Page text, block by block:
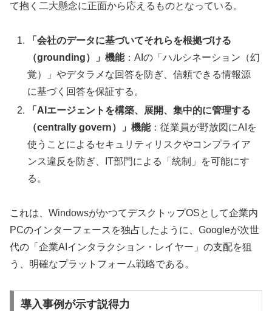
て抱く二大懸念に正面から応えるものとなっている。
「会社のデータに基づいてそれらを根拠づける
（grounding）」機能：AIの「ハルシネーション（幻
覚）」やデタラメな回答を防ぎ、信頼できる情報源
に基づく回答を保証する。
「AIエージェントを構築、展開、集中的に管理する
（centrally govern）」機能：従業員が野放図にAIを
使うことによるセキュリティリスクやコンプライア
ンス違反を防ぎ、IT部門による「統制」を可能にす
る。
これは、WindowsがかつてデスクトップOSとして企業内
PCのインターフェースを独占したように、Googleが次世
代の「企業AIインタラクション・レイヤー」の支配を狙
う、明確なプラットフォーム戦略である。
導入事例が示す説得力